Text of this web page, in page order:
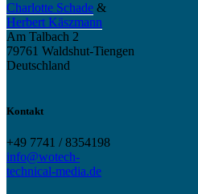
Charlotte Schade &
Herbert Käszmann
Am Talbach 2
79761 Waldshut-Tiengen
Deutschland
Kontakt
+49 7741 / 8354198
info@wotech-
technical-media.de